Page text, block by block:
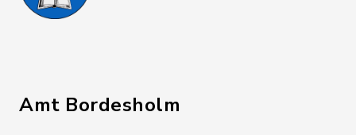
Amt Bordesholm